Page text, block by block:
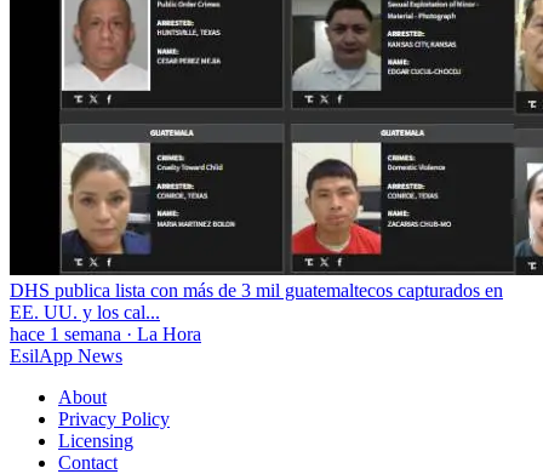
DHS publica lista con más de 3 mil guatemaltecos capturados en
EE. UU. y los cal...
hace 1 semana · La Hora
EsilApp News
About
Privacy Policy
Licensing
Contact